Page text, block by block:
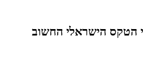
הטקס הישראלי החשוב